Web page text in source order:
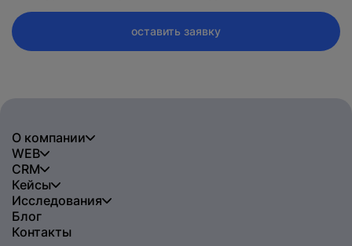
оставить заявку
О компании
WEB
CRM
Кейсы
Исследования
Блог
Контакты